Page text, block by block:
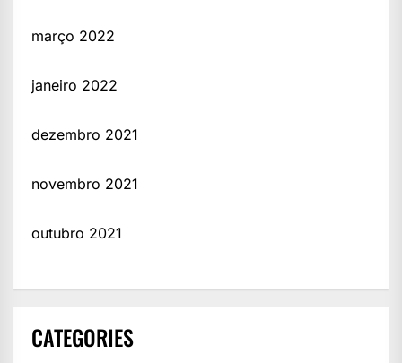
março 2022
janeiro 2022
dezembro 2021
novembro 2021
outubro 2021
CATEGORIES